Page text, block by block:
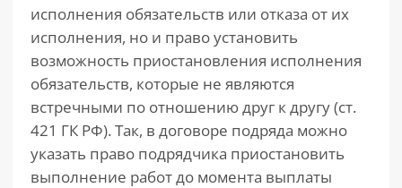
исполнения обязательств или отказа от их
исполнения, но и право установить
возможность приостановления исполнения
обязательств, которые не являются
встречными по отношению друг к другу (ст.
421 ГК РФ). Так, в договоре подряда можно
указать право подрядчика приостановить
выполнение работ до момента выплаты